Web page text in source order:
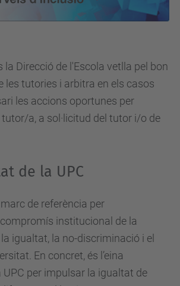
la Direcció de l'Escola vetlla pel bon
les tutories i arbitra en els casos
les accions oportunes per
a, a sol·licitud del tutor i/o de
de la UPC
de referència per
institucional de la
igualtat, la no-discriminació i el
En concret, és l’eina
UPC per impulsar la igualtat de